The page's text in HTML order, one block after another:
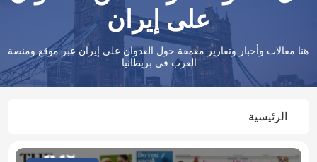
على إيران
هنا مقالات وأخبار وتقارير معمقة حول العدوان على إيران عبر موقع ومنصة
العرب في بريطانيا.
الرئيسية